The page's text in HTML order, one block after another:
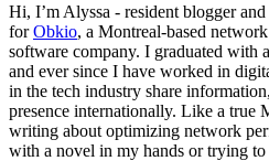
Hi, I’m Alyssa - resident blogger
forObkio, a Montreal-based
software company. I graduated with
and ever since I have worked in
in the tech industry share
presence internationally. Like a true
writing about optimizing network
with a novel in my hands or trying to